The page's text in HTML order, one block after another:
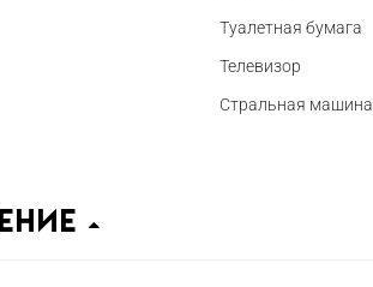
Туалетная бумага
Телевизор
Стральная машина